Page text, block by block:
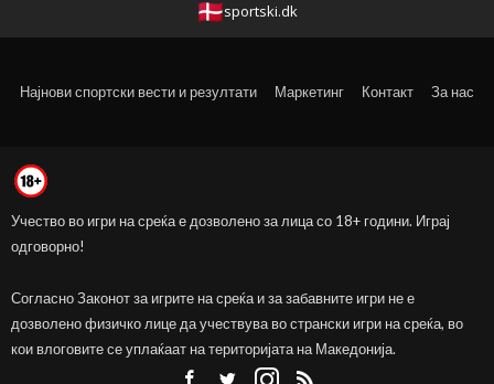
sportski.dk
Најнови спортски вести и резултати Маркетинг Контакт За нас
Учество во игри на среќа е дозволено за лица со 18+ години. Играј
одговорно!
Согласно Законот за игрите на среќа и за забавните игри не е
дозволено физичко лице да учествува во странски игри на среќа, во
кои влоговите се уплаќаат на територијата на Македонија.